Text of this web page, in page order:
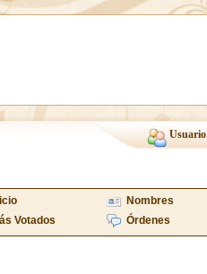
Usuario
Nombres
Votados
Órdenes